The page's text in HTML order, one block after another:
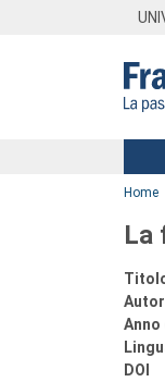
Menu
Home
La
Anno
DOI